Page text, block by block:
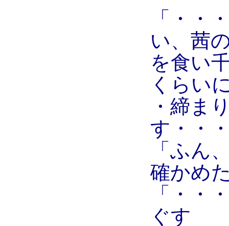
「・・
い、茜
を食い
くらい
・締ま
す・・
「ふん
確かめ
「・・
ぐす